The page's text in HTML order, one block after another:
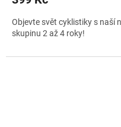
Objevte svět cyklistiky s naší
skupinu 2 až 4 roky!